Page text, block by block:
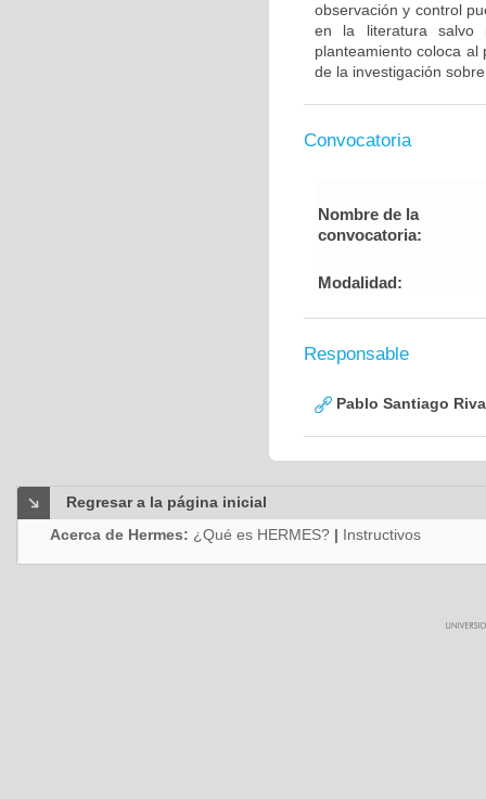
observación y control
en la literatura salvo
planteamiento coloca
de la investigación
Convocatoria
Nombre de la
convocatoria:
Modalidad:
Responsable
Pablo Santiago
Regresar a la página inicial
Acerca de Hermes: ¿Qué es HERMES? | Instructivos